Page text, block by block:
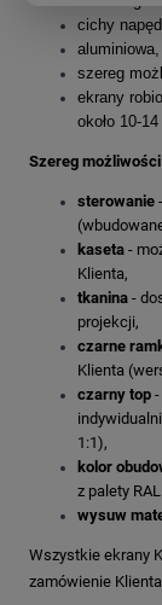
cichy
szereg
ekrany
około 10-
Szereg
sterowanie
kaseta -
Klienta,
tkanina -
projekcji,
czarne
Klienta
czarny top
1:1),
kolor
z palety
wysuw
Wszystkie ekrany
zamówienie